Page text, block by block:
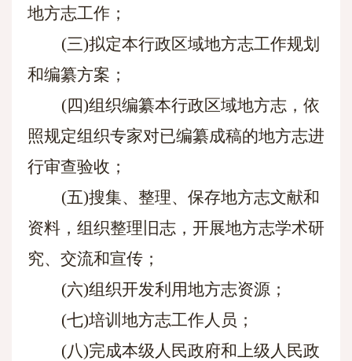
地方志工作；
(三)拟定本行政区域地方志工作规划
和编纂方案；
(四)组织编纂本行政区域地方志，依
照规定组织专家对已编纂成稿的地方志进
行审查验收；
(五)搜集、整理、保存地方志文献和
资料，组织整理旧志，开展地方志学术研
究、交流和宣传；
(六)组织开发利用地方志资源；
(七)培训地方志工作人员；
(八)完成本级人民政府和上级人民政